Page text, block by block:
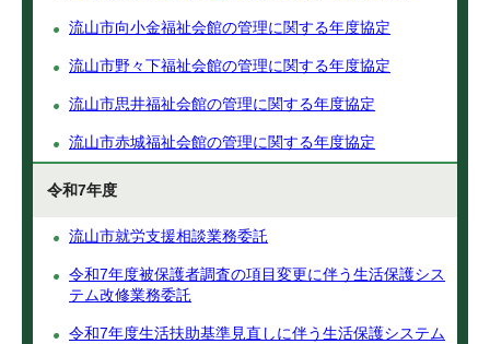
流山市向小金福祉会館の管理に関する年度協定
流山市野々下福祉会館の管理に関する年度協定
流山市思井福祉会館の管理に関する年度協定
流山市赤城福祉会館の管理に関する年度協定
令和7年度
流山市就労支援相談業務委託
令和7年度被保護者調査の項目変更に伴う生活保護シス
テム改修業務委託
令和7年度生活扶助基準見直しに伴う生活保護システム